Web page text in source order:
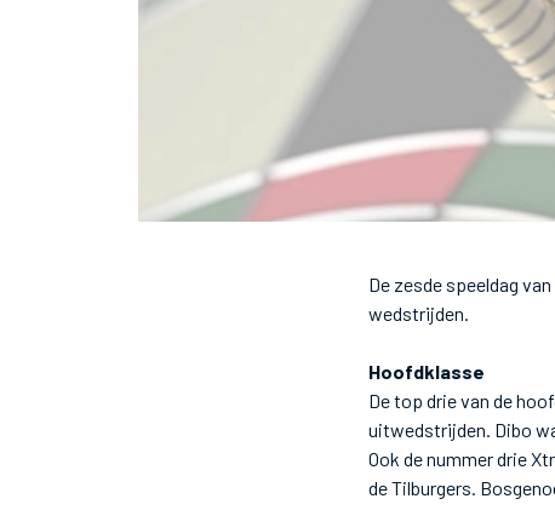
De zesde speeldag
wedstrijden.
Hoofdklasse
De top drie van de
uitwedstrijden. Dibo
Ook de nummer drie
de Tilburgers.